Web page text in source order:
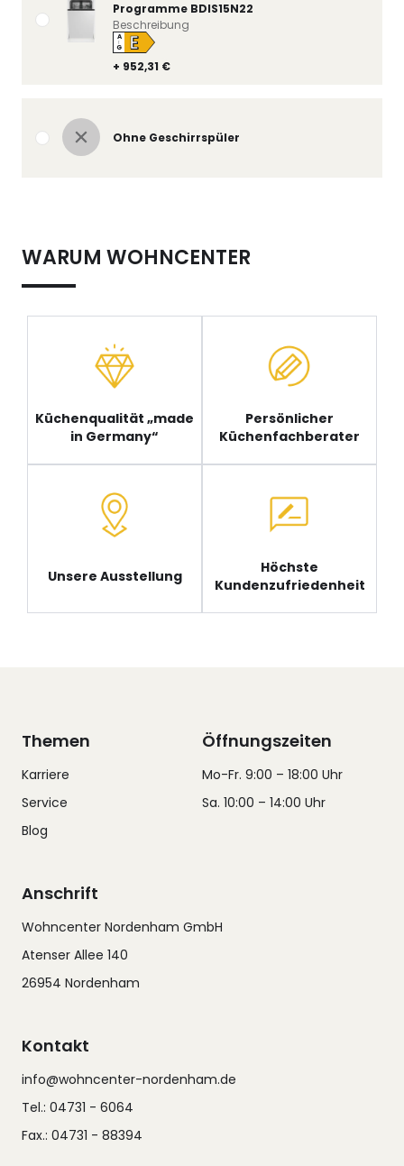
Programme BDIS15N22
+ 952,31 €
A
↑
G E
Beschreibung
Ohne Geschirrspüler
WARUM WOHNCENTER
Küchenqualität „made
in Germany“
Persönlicher
Küchenfachberater
Unsere Ausstellung
Höchste
Kundenzufriedenheit
Themen
Karriere
Service
Blog
Öffnungszeiten
Mo-Fr. 9:00 – 18:00 Uhr
Sa. 10:00 – 14:00 Uhr
Anschrift
Wohncenter Nordenham GmbH
Atenser Allee 140
26954 Nordenham
Kontakt
info@wohncenter-nordenham.de
Tel.: 04731 - 6064
Fax.: 04731 - 88394